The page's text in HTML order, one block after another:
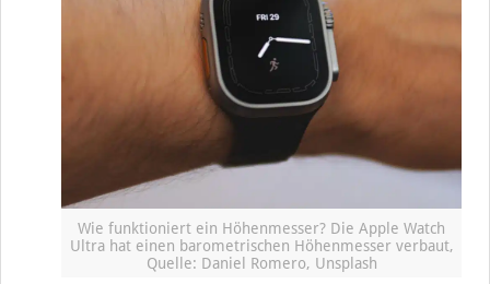
Wie funktioniert ein Höhenmesser? Die Apple Watch
Ultra hat einen barometrischen Höhenmesser verbaut,
Quelle: Daniel Romero, Unsplash